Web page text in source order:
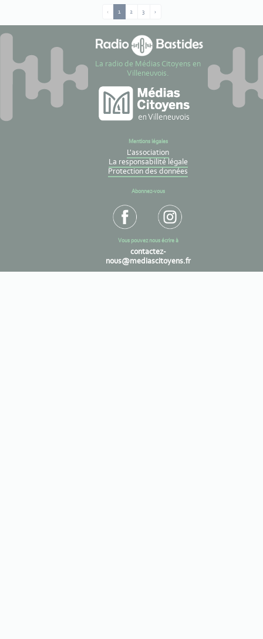
‹ 1 2 3 ›
La radio de Médias Citoyens en
Villeneuvois.
Mentions légales
L'association
La responsabilité légale
Protection des données
Abonnez-vous
Vous pouvez nous écrire à
contactez-
nous@mediascitoyens.fr